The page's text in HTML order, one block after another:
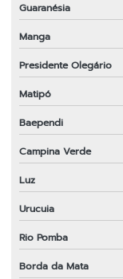
Guaranésia
Manga
Presidente Olegário
Matipó
Baependi
Campina Verde
Luz
Urucuia
Rio Pomba
Borda da Mata